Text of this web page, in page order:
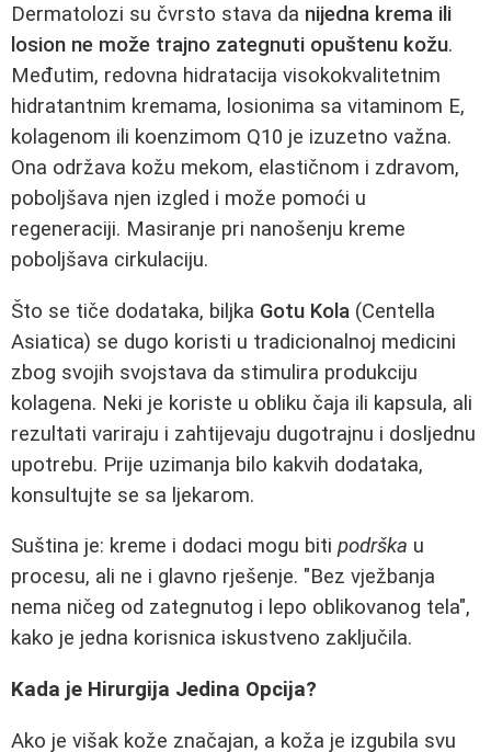
Dermatolozi su čvrsto stava da nijedna krema ili
losion ne može trajno zategnuti opuštenu kožu.
Međutim, redovna hidratacija visokokvalitetnim
hidratantnim kremama, losionima sa vitaminom E,
kolagenom ili koenzimom Q10 je izuzetno važna.
Ona održava kožu mekom, elastičnom i zdravom,
poboljšava njen izgled i može pomoći u
regeneraciji. Masiranje pri nanošenju kreme
poboljšava cirkulaciju.
Što se tiče dodataka, biljka Gotu Kola (Centella
Asiatica) se dugo koristi u tradicionalnoj medicini
zbog svojih svojstava da stimulira produkciju
kolagena. Neki je koriste u obliku čaja ili kapsula, ali
rezultati variraju i zahtijevaju dugotrajnu i dosljednu
upotrebu. Prije uzimanja bilo kakvih dodataka,
konsultujte se sa ljekarom.
Suština je: kreme i dodaci mogu biti podrška u
procesu, ali ne i glavno rješenje. "Bez vježbanja
nema ničeg od zategnutog i lepo oblikovanog tela",
kako je jedna korisnica iskustveno zaključila.
Kada je Hirurgija Jedina Opcija?
Ako je višak kože značajan, a koža je izgubila svu